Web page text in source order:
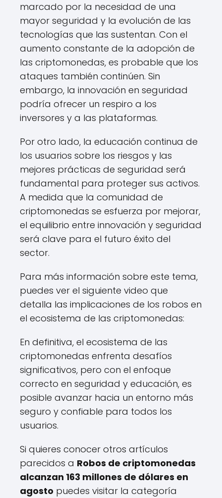
marcado por la necesidad de una
mayor seguridad y la evolución de las
tecnologías que las sustentan. Con el
aumento constante de la adopción de
las criptomonedas, es probable que los
ataques también continúen. Sin
embargo, la innovación en seguridad
podría ofrecer un respiro a los
inversores y a las plataformas.
Por otro lado, la educación continua de
los usuarios sobre los riesgos y las
mejores prácticas de seguridad será
fundamental para proteger sus activos.
A medida que la comunidad de
criptomonedas se esfuerza por mejorar,
el equilibrio entre innovación y seguridad
será clave para el futuro éxito del
sector.
Para más información sobre este tema,
puedes ver el siguiente video que
detalla las implicaciones de los robos en
el ecosistema de las criptomonedas:
En definitiva, el ecosistema de las
criptomonedas enfrenta desafíos
significativos, pero con el enfoque
correcto en seguridad y educación, es
posible avanzar hacia un entorno más
seguro y confiable para todos los
usuarios.
Si quieres conocer otros artículos
parecidos a Robos de criptomonedas
alcanzan 163 millones de dólares en
agosto puedes visitar la categoría